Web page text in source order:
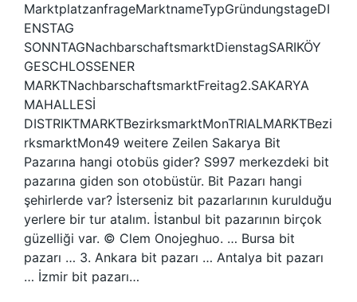
MarktplatzanfrageMarktnameTypGründungstageDI
ENSTAG
SONNTAGNachbarschaftsmarktDienstagSARIKÖY
GESCHLOSSENER
MARKTNachbarschaftsmarktFreitag2.SAKARYA
MAHALLESİ
DISTRIKTMARKTBezirksmarktMonTRIALMARKTBezi
rksmarktMon49 weitere Zeilen Sakarya Bit
Pazarına hangi otobüs gider? S997 merkezdeki bit
pazarına giden son otobüstür. Bit Pazarı hangi
şehirlerde var? İsterseniz bit pazarlarının kurulduğu
yerlere bir tur atalım. İstanbul bit pazarının birçok
güzelliği var. © Clem Onojeghuo. … Bursa bit
pazarı … 3. Ankara bit pazarı … Antalya bit pazarı
… İzmir bit pazarı…